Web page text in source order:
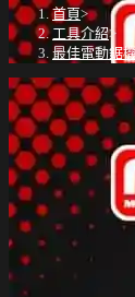
首頁>
工具介紹>
最佳電動鋸